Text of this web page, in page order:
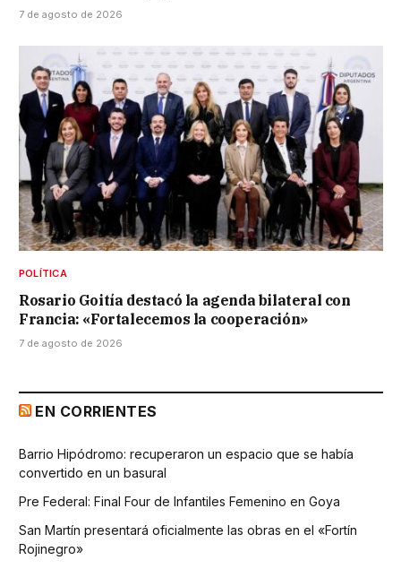
7 de agosto de 2026
POLÍTICA
Rosario Goitía destacó la agenda bilateral con
Francia: «Fortalecemos la cooperación»
7 de agosto de 2026
EN CORRIENTES
Barrio Hipódromo: recuperaron un espacio que se había
convertido en un basural
Pre Federal: Final Four de Infantiles Femenino en Goya
San Martín presentará oficialmente las obras en el «Fortín
Rojinegro»